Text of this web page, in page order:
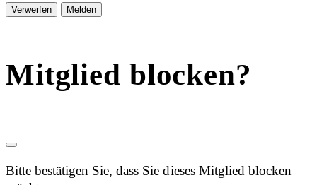
Melden
Mitglied blocken?
Bitte bestätigen Sie, dass Sie dieses Mitglied blocken